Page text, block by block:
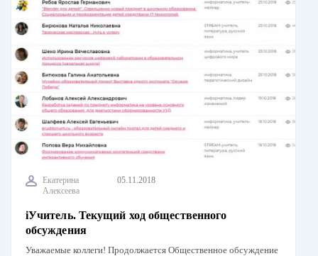
Екатерина
Алексеева
05.11.2018
iУчитель. Текущий ход общественного
обсуждения
Уважаемые коллеги! Продолжается Общественное обсуждение